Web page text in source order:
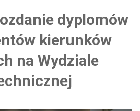
dyplomów
kierunków
na Wydziale